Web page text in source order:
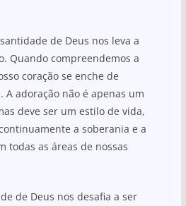
de Deus nos leva a
Quando compreendemos a
coração se enche de
A adoração não é apenas um
deve ser um estilo de vida,
a soberania e a
todas as áreas de nossas
de Deus nos desafia a ser